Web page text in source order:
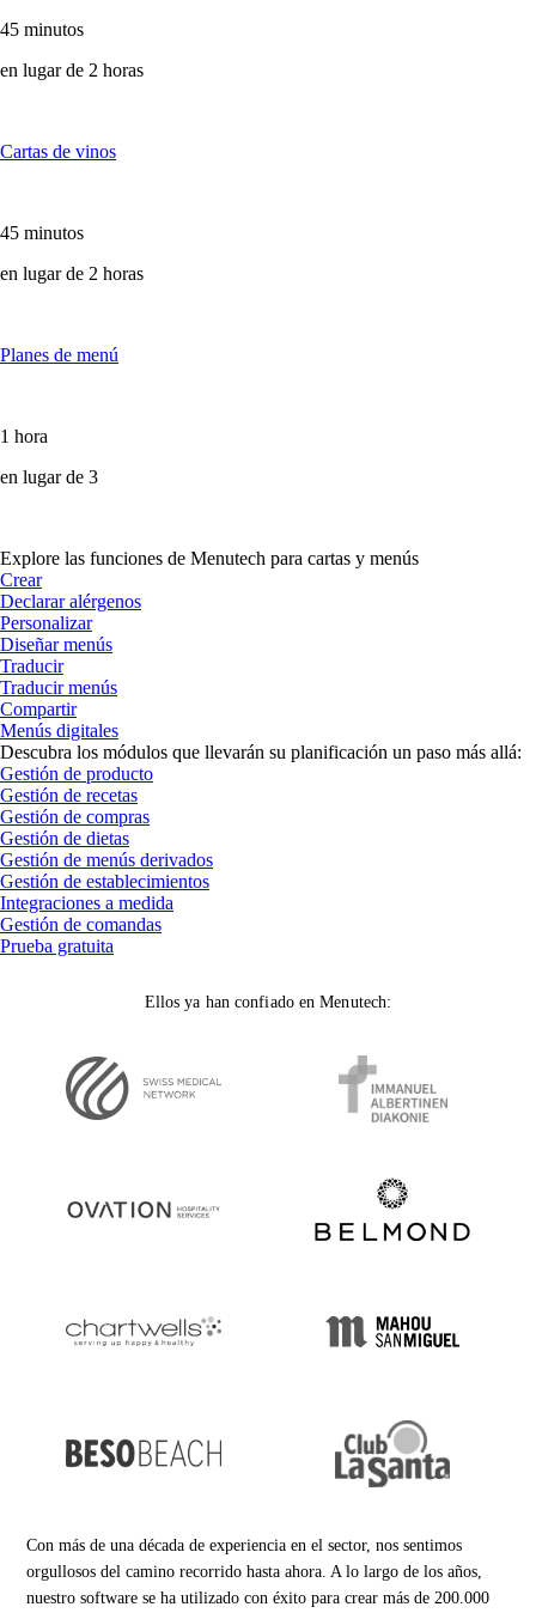
45 minutos
en lugar de 2 horas
Cartas de vinos
45 minutos
en lugar de 2 horas
Planes de menú
1 hora
en lugar de 3
Explore las funciones de Menutech para cartas y menús
Crear
Declarar alérgenos
Personalizar
Diseñar menús
Traducir
Traducir menús
Compartir
Menús digitales
Descubra los módulos que llevarán su planificación un paso más allá:
Gestión de producto
Gestión de recetas
Gestión de compras
Gestión de dietas
Gestión de menús derivados
Gestión de establecimientos
Integraciones a medida
Gestión de comandas
Prueba gratuita
Ellos ya han confiado en Menutech:
Con más de una década de experiencia en el sector, nos sentimos
orgullosos del camino recorrido hasta ahora. A lo largo de los años,
nuestro software se ha utilizado con éxito para crear más de 200.000